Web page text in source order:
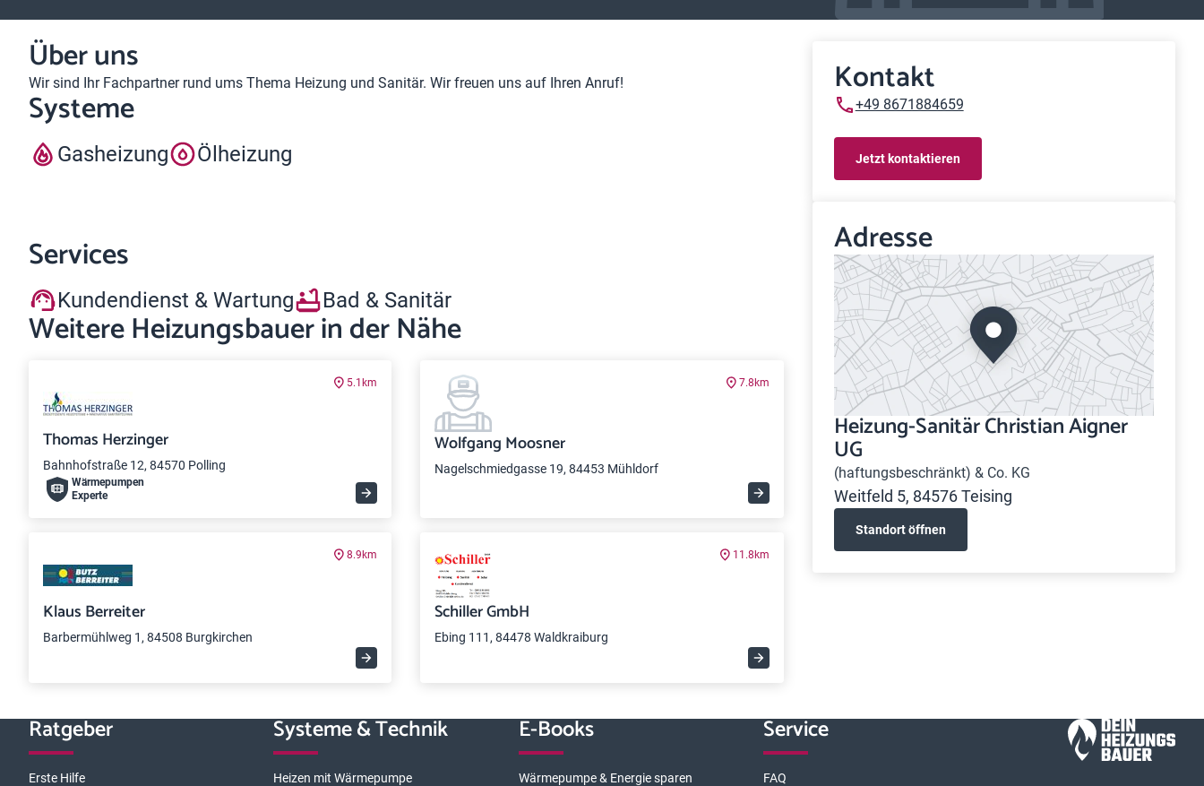
Über uns
Wir sind Ihr Fachpartner rund ums Thema Heizung und Sanitär. Wir freuen uns auf Ihren Anruf!
Systeme
Gasheizung Ölheizung
Services
Kundendienst & Wartung Bad & Sanitär
Weitere Heizungsbauer in der Nähe
5.1km
Thomas Herzinger
Bahnhofstraße 12, 84570 Polling
Wärme­pumpen
Experte
7.8km
Wolfgang Moosner
Nagelschmiedgasse 19, 84453 Mühldorf
8.9km
Klaus Berreiter
Barbermühlweg 1, 84508 Burgkirchen
11.8km
Schiller GmbH
Ebing 111, 84478 Waldkraiburg
Kontakt
+49 8671884659
Jetzt kontaktieren
Adresse
Heizung-Sanitär Christian Aigner
UG
(haftungsbeschränkt) & Co. KG
Weitfeld 5, 84576 Teising
Standort öffnen
Ratgeber
Erste Hilfe
Systeme & Technik
Heizen mit Wärmepumpe
E-Books
Wärmepumpe & Energie sparen
Service
FAQ